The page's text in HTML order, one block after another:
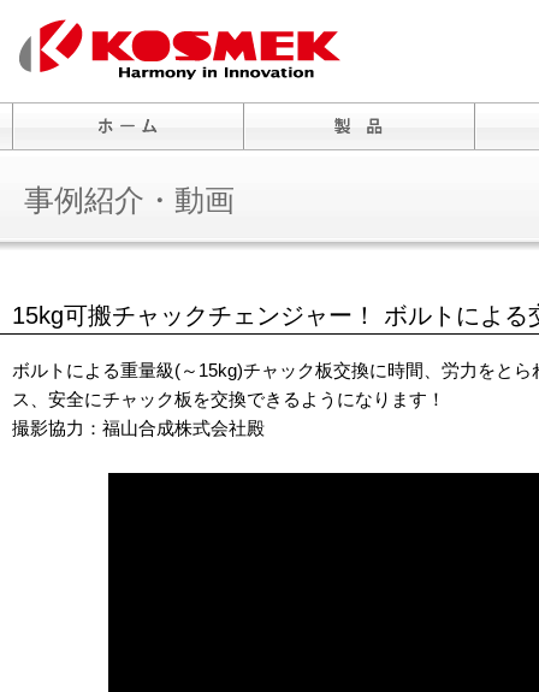
事例紹介・動画
15kg可搬チャックチェンジャー！ ボルトによる
ボルトによる重量級(～15kg)チャック板交換に時間、労力をと
ス、安全にチャック板を交換できるようになります！
撮影協力：福山合成株式会社殿